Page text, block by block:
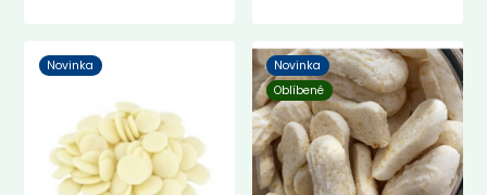
Novinka
Novinka
Oblíbené